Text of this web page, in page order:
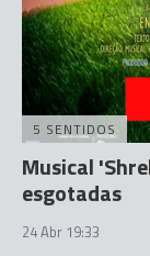
5 SENTIDOS
Musical
esgotadas
24 Abr 19:33